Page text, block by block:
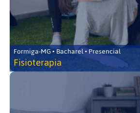
Formiga-MG • Bacharel • Presencial
Fisioterapia